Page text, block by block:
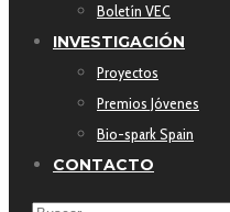
Boletín VEC
INVESTIGACIÓN
Proyectos
Premios Jóvenes
Bio-spark Spain
CONTACTO